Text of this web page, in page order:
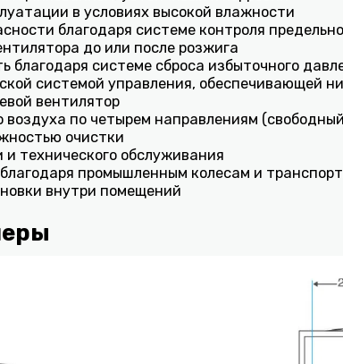
в условиях высокой влажности
благодаря системе контроля
до или после розжига
системе сброса избыточного
системой управления, обеспечивающей
вентилятор
воздуха по четырем направлениям
очистки
технического обслуживания
промышленным колесам и
внутри помещений